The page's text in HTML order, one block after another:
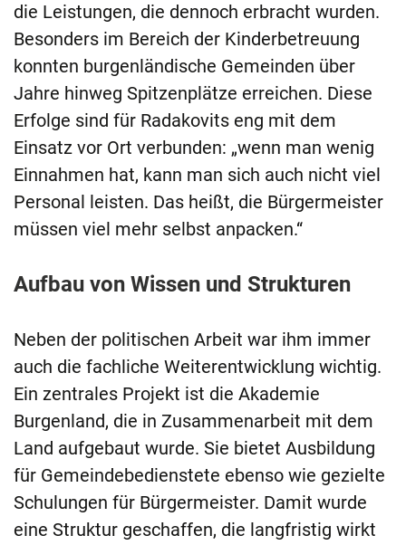
die Leistungen, die dennoch erbracht wurden.
Besonders im Bereich der Kinderbetreuung
konnten burgenländische Gemeinden über
Jahre hinweg Spitzenplätze erreichen. Diese
Erfolge sind für Radakovits eng mit dem
Einsatz vor Ort verbunden: „wenn man wenig
Einnahmen hat, kann man sich auch nicht viel
Personal leisten. Das heißt, die Bürgermeister
müssen viel mehr selbst anpacken.“
Aufbau von Wissen und Strukturen
Neben der politischen Arbeit war ihm immer
auch die fachliche Weiterentwicklung wichtig.
Ein zentrales Projekt ist die Akademie
Burgenland, die in Zusammenarbeit mit dem
Land aufgebaut wurde. Sie bietet Ausbildung
für Gemeindebedienstete ebenso wie gezielte
Schulungen für Bürgermeister. Damit wurde
eine Struktur geschaffen, die langfristig wirkt